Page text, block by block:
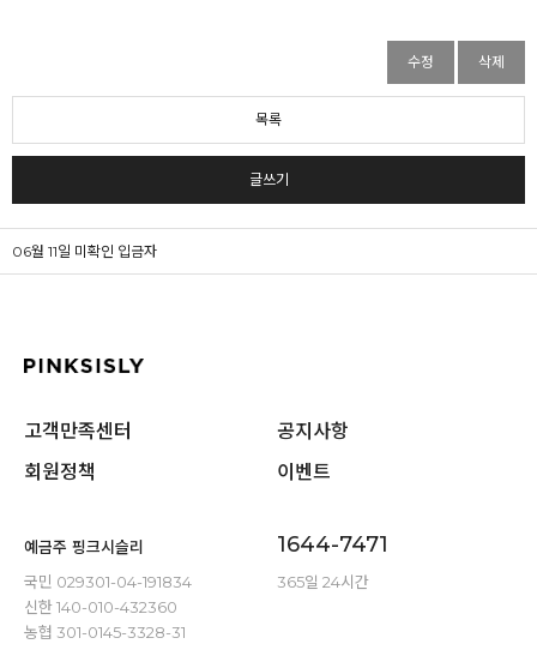
수정 삭제
목록
글쓰기
06월 11일 미확인 입금자
고객만족센터
공지사항
회원정책
이벤트
예금주 핑크시슬리
국민 029301-04-191834
신한 140-010-432360
농협 301-0145-3328-31
1644-7471
365일 24시간